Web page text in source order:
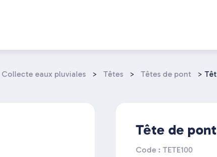
Collecte eaux pluviales > Têtes > Têtes de pont >
Tête de
Code : TETE100